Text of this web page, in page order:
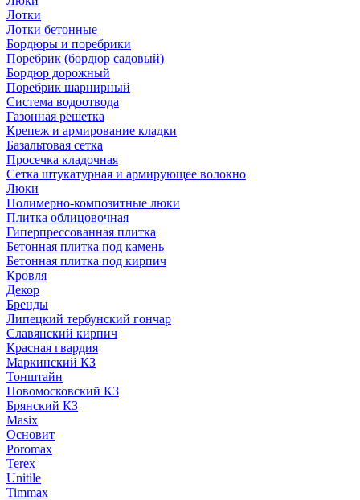
Лотки
Лотки бетонные
Бордюры и поребрики
Поребрик (бордюр садовый)
Бордюр дорожный
Поребрик шарнирный
Система водоотвода
Газонная решетка
Крепеж и армирование кладки
Базальтовая сетка
Просечка кладочная
Сетка штукатурная и армирующее волокно
Люки
Полимерно-композитные люки
Плитка облицовочная
Гиперпрессованная плитка
Бетонная плитка под камень
Бетонная плитка под кирпич
Кровля
Декор
Бренды
Липецкий тербунский гончар
Славянский кирпич
Красная гвардия
Маркинский КЗ
Тонштайн
Новомосковский КЗ
Брянский КЗ
Masix
Основит
Poromax
Terex
Unitile
Timmax